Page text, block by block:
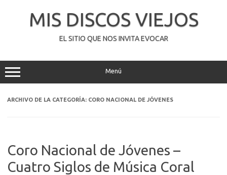
contenidoMIS DISCOS VIEJOS
EL SITIO QUE NOS INVITA EVOCAR
Menú
ARCHIVO DE LA CATEGORÍA: CORO NACIONAL DE JÓVENES
Coro Nacional de Jóvenes –
Cuatro Siglos de Música Coral